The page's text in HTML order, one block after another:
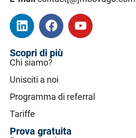
Scopri di più
Chi siamo?
Unisciti a noi
Programma di referral
Tariffe
Prova gratuita